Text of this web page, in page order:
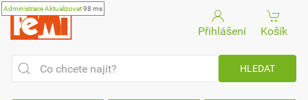
AdministraceAktualizovat98 ms
Přihlášení Košík